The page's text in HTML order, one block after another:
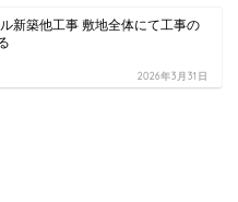
新築他工事 敷地全体にて工事の
2026年3月31日